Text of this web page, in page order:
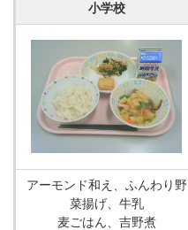
小学校
アーモンド和え、ふんわり野
菜揚げ、牛乳
麦ごはん、吉野煮